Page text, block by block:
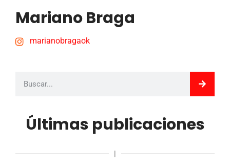
Mariano Braga
marianobragaok
Últimas publicaciones